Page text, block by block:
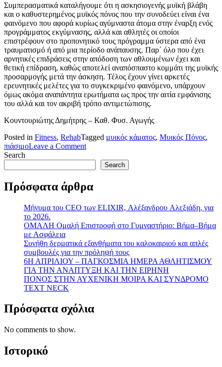
Συμπερασματικά καταλήγουμε ότι η ασκησιογενής μυϊκή βλάβη
και ο καθυστερημένος μυϊκός πόνος που την συνοδεύει είναι ένα
φαινόμενο που αφορά κυρίως αγύμναστα άτομα στην έναρξη ενός
προγράμματος εκγύμνασης, αλλά και αθλητές οι οποίοι
επιστρέφουν στο προπονητικό τους πρόγραμμα ύστερα από ένα
τραυματισμό ή από μια περίοδο ανάπαυσης. Παρ΄ όλο που έχει
αρνητικές επιδράσεις στην απόδοση των αθλουμένων έχει και
θετική επίδραση, καθώς αποτελεί αναπόσπαστο κομμάτι της μυϊκής
προσαρμογής μετά την άσκηση. Τέλος έχουν γίνει αρκετές
ερευνητικές μελέτες για το συγκεκριμένο φαινόμενο, υπάρχουν
όμως ακόμα αναπάντητα ερωτήματα ως προς την αιτία εμφάνισης
του αλλά και τον ακριβή τρόπο αντιμετώπισης.
Κουντουριώτης Δημήτρης – Καθ. Φυσ. Αγωγής
Posted in Fitness, RehabTagged μυικός κάματος, Μυικός Πόνος,
πιάσιμοLeave a Commenton
ΜΥΙΚΟΣ
ΠΟΝΟΣ
Search
Search
Πρόσφατα άρθρα
Mήνυμα του CEO των ELIXIR, Αλέξανδρου Aλεξιάδη, για
το 2026.
ΟΜΑΛΗ Ομαλή Επιστροφή στο Γυμναστήριο: Βήμα–Βήμα
με Ασφάλεια
Συνήθη δερματικά εξανθήματα του καλοκαιριού και απλές
συμβουλές για την πρόληψή τους
6Η ΑΠΡΙΛΙΟΥ – ΠΑΓΚΟΣΜΙΑ ΗΜΕΡΑ ΑΘΛΗΤΙΣΜΟΥ
ΓΙΑ ΤΗΝ ΑΝΑΠΤΥΞΗ ΚΑΙ ΤΗΝ ΕΙΡΗΝΗ
ΠΟΝΟΣ ΣΤΗΝ ΑΥΧΕΝΙΚΗ ΜΟΙΡΑ ΚΑΙ ΣΥΝΔΡΟΜΟ
TEXT NECK
Πρόσφατα σχόλια
No comments to show.
Ιστορικό